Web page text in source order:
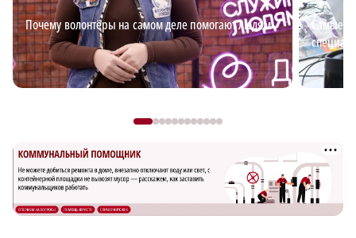
Почему волонтёры на самом деле помогают людям
Самые